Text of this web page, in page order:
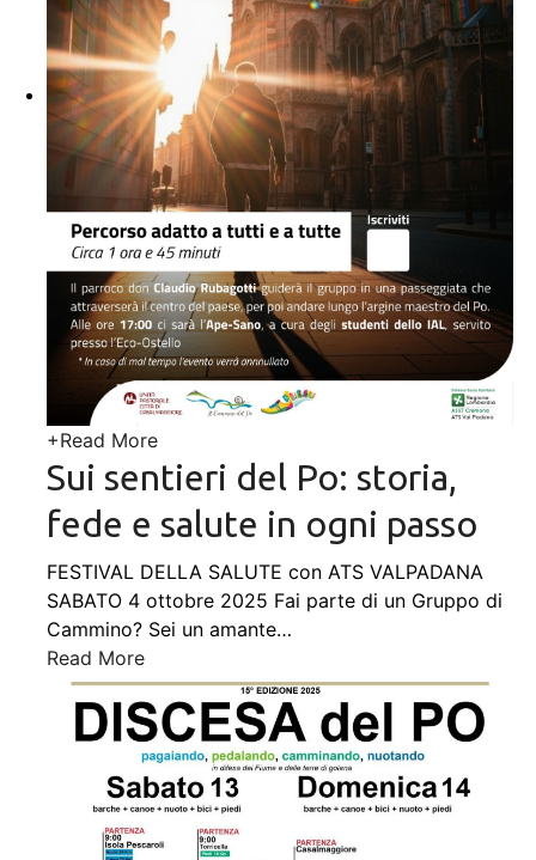
+Read More
Sui sentieri del Po: storia,
fede e salute in ogni passo
FESTIVAL DELLA SALUTE con ATS VALPADANA
SABATO 4 ottobre 2025 Fai parte di un Gruppo di
Cammino? Sei un amante…
Read More